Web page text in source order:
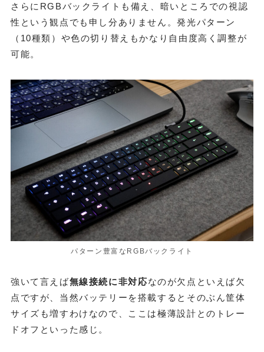
さらにRGBバックライトも備え、暗いところでの視認
性という観点でも申し分ありません。発光パターン
（10種類）や色の切り替えもかなり自由度高く調整が
可能。
パターン豊富なRGBバックライト
強いて言えば無線接続に非対応なのが欠点といえば欠
点ですが、当然バッテリーを搭載するとそのぶん筐体
サイズも増すわけなので、ここは極薄設計とのトレー
ドオフといった感じ。